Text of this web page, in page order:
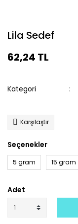
Lila Sedef
62,24 TL
Kategori
Karşılaştır
Seçenekler
5 gram 15 gram
Adet